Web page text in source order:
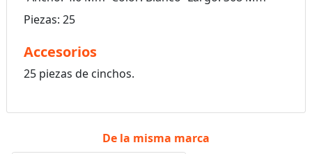
Piezas: 25
Accesorios
25 piezas de cinchos.
De la misma marca